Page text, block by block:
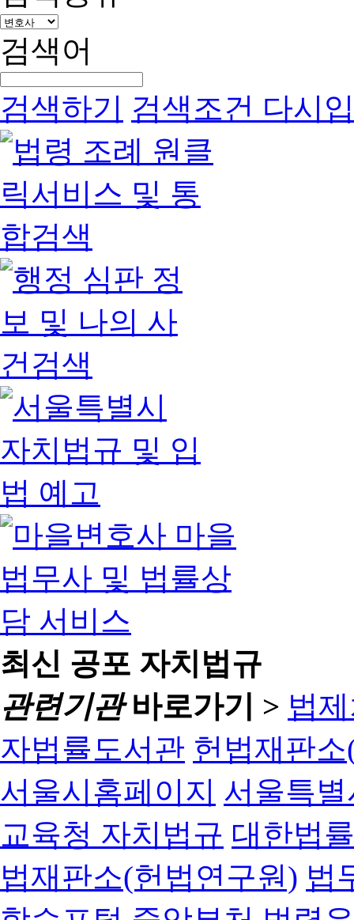
검색어
검색하기 검색조건 다시
최신 공포 자치법규
관련기관바로가기 > 법
자법률도서관 헌법재판
서울시홈페이지 서울특
교육청 자치법규 대한법
법재판소(헌법연구원) 법